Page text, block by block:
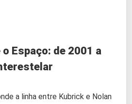
Espaço: de 2001 a
a linha entre Kubrick e Nolan